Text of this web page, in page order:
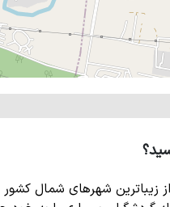
زیباترین شهرهای شمال